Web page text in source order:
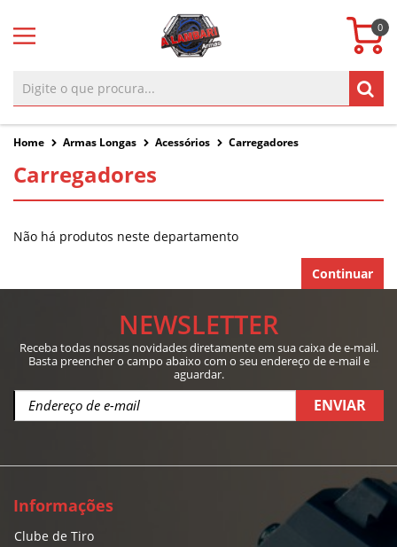
0
Home Armas Longas Acessórios Carregadores
Carregadores
Não há produtos neste departamento
Continuar
NEWSLETTER
Receba todas nossas novidades diretamente em sua caixa de e-mail.
Basta preencher o campo abaixo com o seu endereço de e-mail e
aguardar.
ENVIAR
Informações
Clube de Tiro